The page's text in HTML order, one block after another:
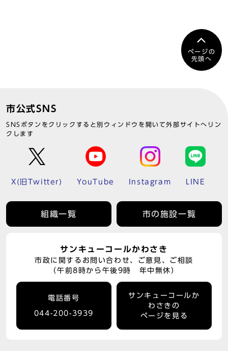
ページの
先頭へ
市公式SNS
SNSボタンをクリックすると別ウィンドウを開いて外部サイトへリン
クします
X(旧Twitter) YouTube Instagram LINE
組織一覧 市の施設一覧
サンキューコールかわさき
市政に関するお問い合わせ、ご意見、ご相談
（午前8時から午後9時 年中無休）
電話番号
044-200-3939
サンキューコールか
わさきの
ページを見る